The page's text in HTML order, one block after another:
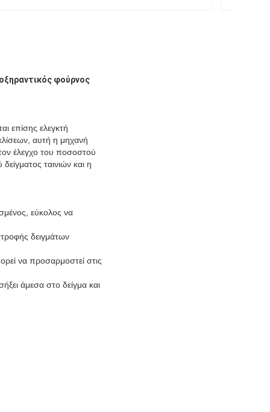
φούρνος
επίσης ελεγκτή
αυτή η μηχανή
έλεγχο του ποσοστού
ταινιών και η
εύκολος να
δειγμάτων
να προσαρμοστεί στις
άμεσα στο δείγμα και